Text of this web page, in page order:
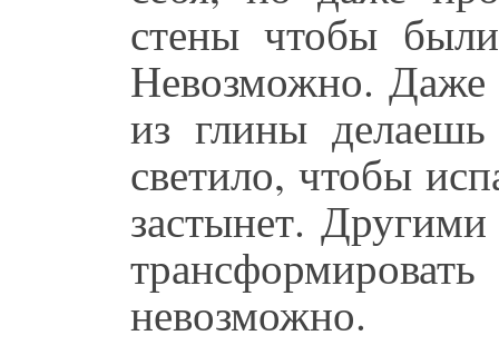
стены чтобы
Невозможно. Даже
из глины
светило, чтобы
застынет.
невозможно.